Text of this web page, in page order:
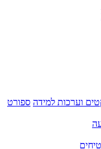
וערכות למידה ספורט